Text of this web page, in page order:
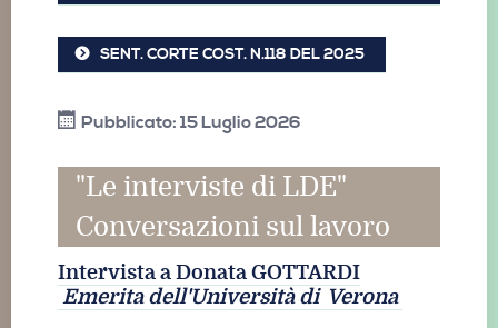
SENT. CORTE COST. N.118 DEL 2025
Pubblicato: 15 Luglio 2026
"Le interviste di LDE"
Conversazioni sul lavoro
Intervista a Donata GOTTARDI
Emerita dell'Università di Verona